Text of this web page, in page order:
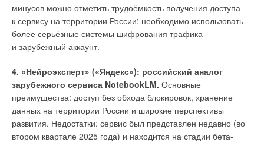
минусов можно отметить трудоёмкость получения доступа
к сервису на территории России: необходимо использовать
более серьёзные системы шифрования трафика
и зарубежный аккаунт.
4. «Нейроэксперт» («Яндекс»): российский аналог
зарубежного сервиса NotebookLM. Основные
преимущества: доступ без обхода блокировок, хранение
данных на территории России и широкие перспективы
развития. Недостатки: сервис был представлен недавно (во
втором квартале 2025 года) и находится на стадии бета-
уклоном — обычно от 0,15 до 0,
%, что требовало
чрезвычайной точности при разбивке трассы, выполненной
с помощью уровней, ватерпасов и даже глиняных маятников.
При строительстве использовались последние достижения
в области строительной техники, в частности, кабестановые
и ступальные подъёмные краны, широко применявшиеся
в Древнем Риме.
Создание акведуков осуществлялось с использованием
античной строительной техники
Техническая конструкция римских акведуков включала